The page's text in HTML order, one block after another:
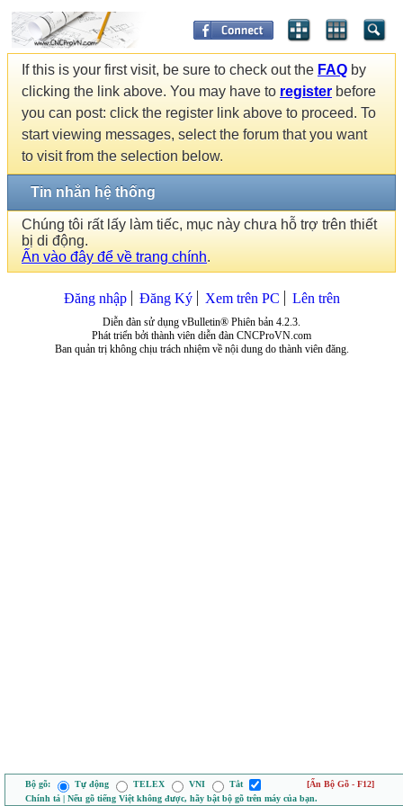
If this is your first visit, be sure to check out the FAQ by
clicking the link above. You may have to register before
you can post: click the register link above to proceed. To
start viewing messages, select the forum that you want
to visit from the selection below.
Tin nhắn hệ thống
Chúng tôi rất lấy làm tiếc, mục này chưa hỗ trợ trên thiết
bị di động.
Ấn vào đây để về trang chính.
Đăng nhập Đăng Ký Xem trên PC Lên trên
Diễn đàn sử dụng vBulletin® Phiên bản 4.2.3.
Phát triển bởi thành viên diễn đàn CNCProVN.com
Ban quản trị không chịu trách nhiệm về nội dung do thành viên đăng.
Bộ gõ: Tự động TELEX VNI Tắt
[Ẩn Bộ Gõ - F12]
Chính tả | Nếu gõ tiếng Việt không được, hãy bật bộ gõ trên máy của bạn.